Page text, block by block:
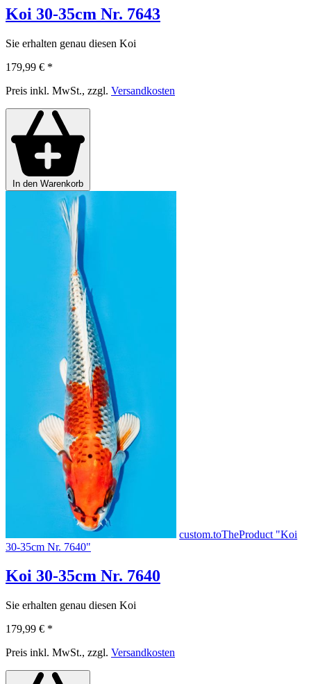
Koi 30-35cm Nr. 7643
Sie erhalten genau diesen Koi
179,99 € *
Preis inkl. MwSt., zzgl. Versandkosten
In den Warenkorb
custom.toTheProduct "Koi
30-35cm Nr. 7640"
Koi 30-35cm Nr. 7640
Sie erhalten genau diesen Koi
179,99 € *
Preis inkl. MwSt., zzgl. Versandkosten